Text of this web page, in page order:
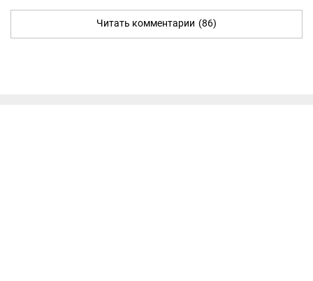
Читать комментарии (86)